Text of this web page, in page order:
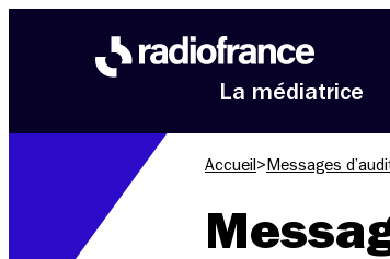
La médiatrice
Accueil > Messages